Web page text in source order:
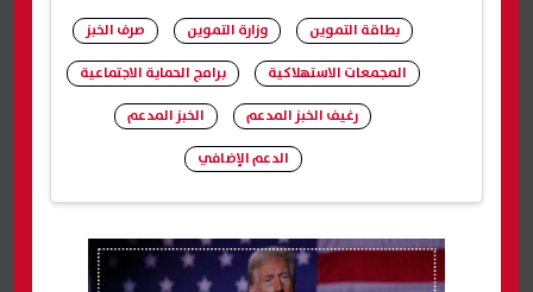
بطاقة التموين وزارة التموين
صرف الخبز
المجمعات الاستهلاكية
برامج الحماية الاجتماعية
رغيف الخبز المدعم
الخبز المدعم
الدعم الإضافي